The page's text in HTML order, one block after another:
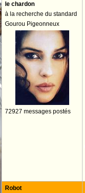
le chardon
à la recherche du standard
Gourou Pigeonneux
72927 messages postés
Robot